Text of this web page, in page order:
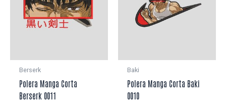
Berserk
Polera Manga Corta
Berserk 0011
Baki
Polera Manga Corta Baki
0010